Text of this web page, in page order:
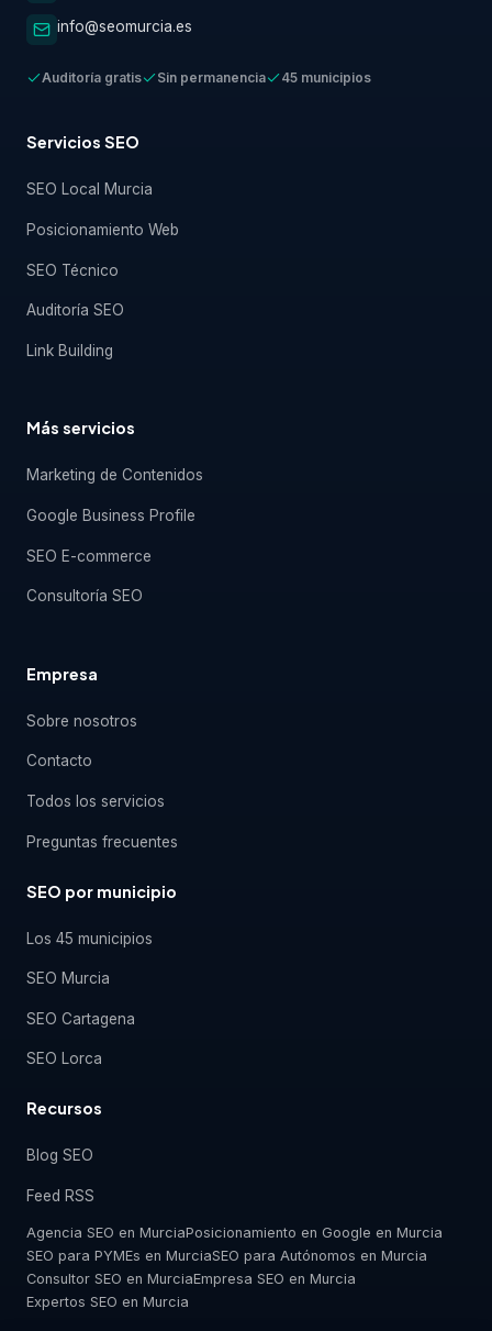
info@seomurcia.es
Auditoría gratis Sin permanencia 45 municipios
Servicios SEO
SEO Local Murcia
Posicionamiento Web
SEO Técnico
Auditoría SEO
Link Building
Más servicios
Marketing de Contenidos
Google Business Profile
SEO E-commerce
Consultoría SEO
Empresa
Sobre nosotros
Contacto
Todos los servicios
Preguntas frecuentes
SEO por municipio
Los 45 municipios
SEO Murcia
SEO Cartagena
SEO Lorca
Recursos
Blog SEO
Feed RSS
Agencia SEO en MurciaPosicionamiento en Google en Murcia
SEO para PYMEs en MurciaSEO para Autónomos en Murcia
Consultor SEO en MurciaEmpresa SEO en Murcia
Expertos SEO en Murcia